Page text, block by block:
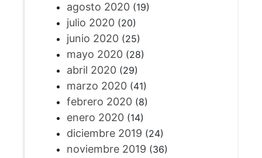
agosto 2020(19)
julio 2020(20)
junio 2020(25)
mayo 2020(28)
abril 2020(29)
marzo 2020(41)
febrero 2020(8)
enero 2020(14)
diciembre 2019 (24)
noviembre 2019 (36)